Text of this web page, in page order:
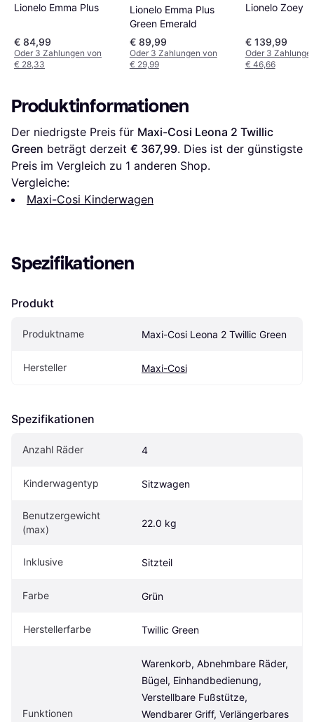
Lionelo Emma Plus
€ 84,99
Oder 3 Zahlungen von
€ 28,33
Lionelo Emma Plus
Green Emerald
€ 89,99
Oder 3 Zahlungen von
€ 29,99
Lionelo Zoey
€ 139,99
Oder 3
€ 46,66
Produktinformationen
Der niedrigste Preis für Maxi-Cosi Leona 2 Twillic
Green beträgt derzeit € 367,99. Dies ist der günstigste
Preis im Vergleich zu 1 anderen Shop.
Vergleiche:
Maxi-Cosi Kinderwagen
Spezifikationen
Produkt
Produktname Maxi-Cosi Leona 2 Twillic Green
Hersteller Maxi-Cosi
Spezifikationen
Anzahl Räder 4
Kinderwagentyp Sitzwagen
Benutzergewicht
(max)
22.0 kg
Inklusive Sitzteil
Farbe Grün
Herstellerfarbe Twillic Green
Funktionen
Warenkorb, Abnehmbare Räder,
Bügel, Einhandbedienung,
Verstellbare Fußstütze,
Wendbarer Griff, Verlängerbares